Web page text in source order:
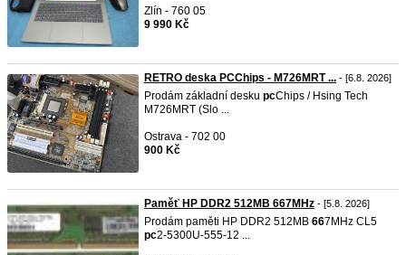
Zlín - 760 05
9 990 Kč
RETRO deska PCChips - M726MRT ... - [6.8. 2026]
Prodám základní desku pcChips / Hsing Tech
M726MRT (Slo ...
Ostrava - 702 00
900 Kč
Paměť HP DDR2 512MB 667MHz - [5.8. 2026]
Prodám paměti HP DDR2 512MB 667MHz CL5
pc2-5300U-555-12 ...